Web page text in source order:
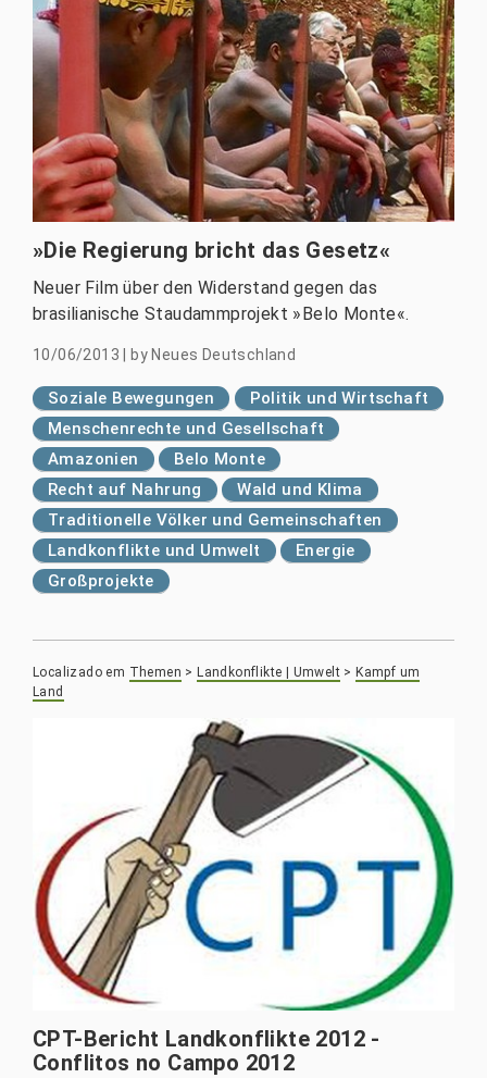
»Die Regierung bricht das Gesetz«
Neuer Film über den Widerstand gegen das
brasilianische Staudammprojekt »Belo Monte«.
10/06/2013 by Neues Deutschland
Soziale Bewegungen
Politik und Wirtschaft
Menschenrechte und Gesellschaft
Amazonien
Belo Monte
Recht auf Nahrung
Wald und Klima
Traditionelle Völker und Gemeinschaften
Landkonflikte und Umwelt
Energie
Großprojekte
Localizado em Themen >Landkonflikte | Umwelt >Kampf um
Land
CPT-Bericht Landkonflikte 2012 -
Conflitos no Campo 2012